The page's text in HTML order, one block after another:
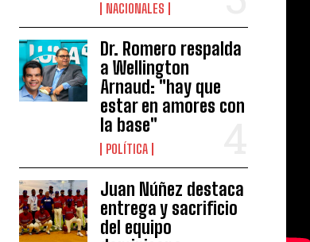
NACIONALES
Dr. Romero respalda
a Wellington
Arnaud: "hay que
estar en amores con
la base"
POLÍTICA
Juan Núñez destaca
entrega y sacrificio
del equipo